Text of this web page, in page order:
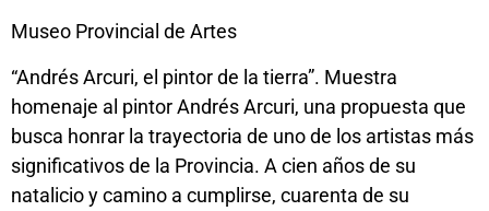
Museo Provincial de Artes
“Andrés Arcuri, el pintor de la tierra”. Muestra
homenaje al pintor Andrés Arcuri, una propuesta que
busca honrar la trayectoria de uno de los artistas más
significativos de la Provincia. A cien años de su
natalicio y camino a cumplirse, cuarenta de su